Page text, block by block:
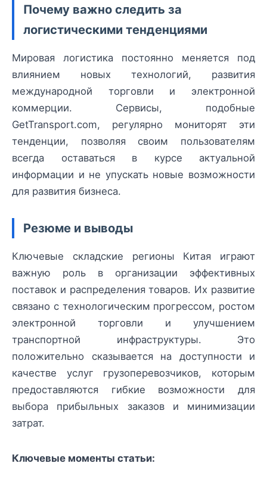
Почему важно следить за
логистическими тенденциями
Мировая логистика постоянно меняется под
влиянием новых технологий, развития
международной торговли и электронной
коммерции. Сервисы, подобные
GetTransport.com, регулярно мониторят эти
тенденции, позволяя своим пользователям
всегда оставаться в курсе актуальной
информации и не упускать новые возможности
для развития бизнеса.
Резюме и выводы
Ключевые складские регионы Китая играют
важную роль в организации эффективных
поставок и распределения товаров. Их развитие
связано с технологическим прогрессом, ростом
электронной торговли и улучшением
транспортной инфраструктуры. Это
положительно сказывается на доступности и
качестве услуг грузоперевозчиков, которым
предоставляются гибкие возможности для
выбора прибыльных заказов и минимизации
затрат.
Ключевые моменты статьи: